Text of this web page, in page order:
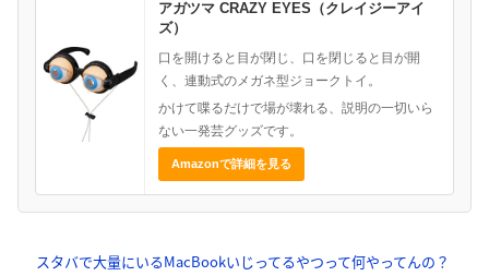
アガツマ CRAZY EYES（クレイジーアイ
ズ）
口を開けると目が閉じ、口を閉じると目が開
く、連動式のメガネ型ジョークトイ。
かけて喋るだけで場が壊れる、説明の一切いら
ない一発芸グッズです。
Amazonで詳細を見る